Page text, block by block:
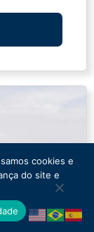
cookies e
do site e